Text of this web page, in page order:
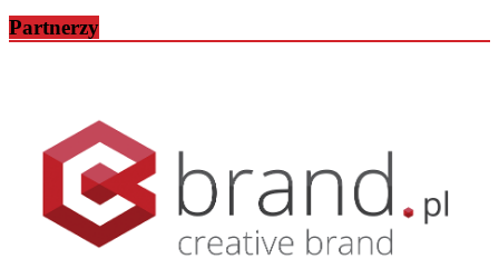
Partnerzy